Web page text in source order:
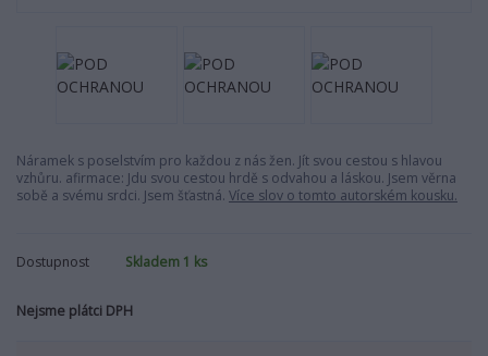
Náramek s poselstvím pro každou z nás žen. Jít svou cestou s hlavou
vzhůru. afirmace: Jdu svou cestou hrdě s odvahou a láskou. Jsem věrna
sobě a svému srdci. Jsem šťastná. Více slov o tomto autorském kousku.
Dostupnost Skladem 1 ks
Nejsme plátci DPH